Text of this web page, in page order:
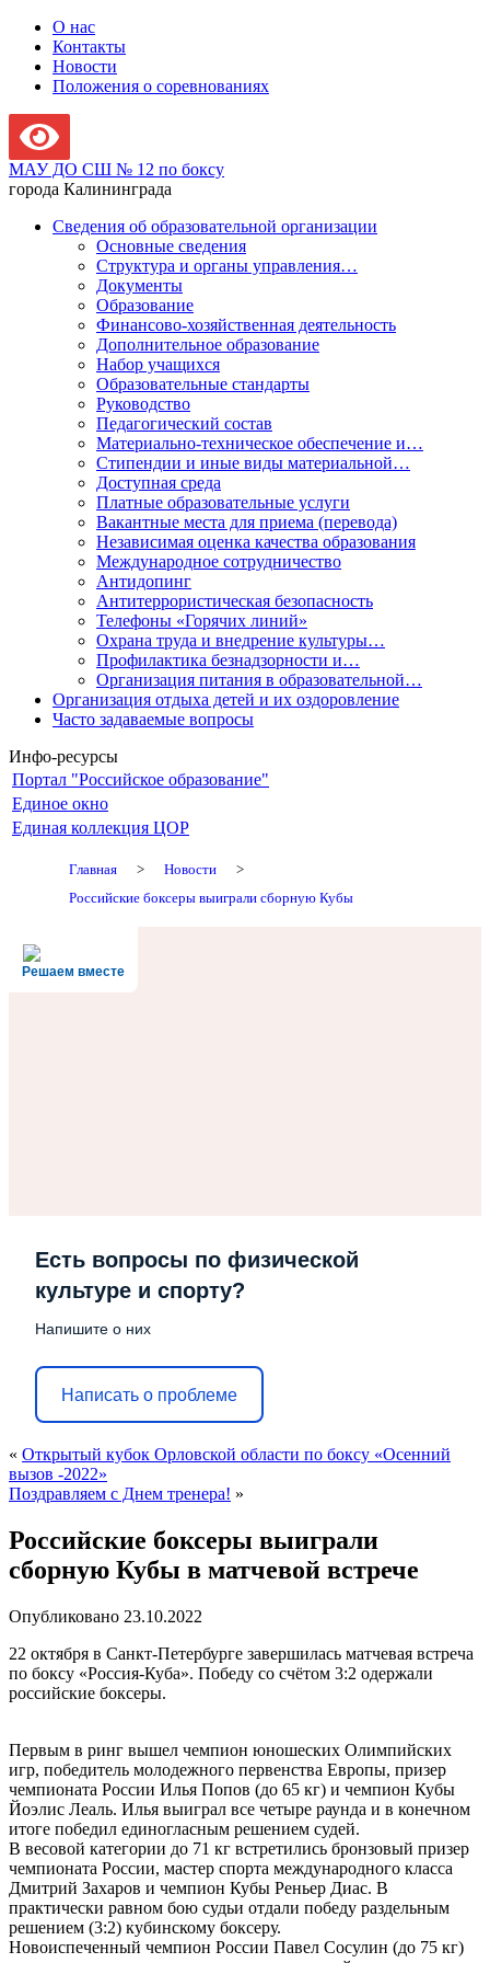
О нас
Контакты
Новости
Положения о соревнованиях
МАУ ДО СШ № 12 по боксу
города Калининграда
Сведения об образовательной организации
Основные сведения
Структура и органы управления…
Документы
Образование
Финансово-хозяйственная деятельность
Дополнительное образование
Набор учащихся
Образовательные стандарты
Руководство
Педагогический состав
Материально-техническое обеспечение и…
Стипендии и иные виды материальной…
Доступная среда
Платные образовательные услуги
Вакантные места для приема (перевода)
Независимая оценка качества образования
Международное сотрудничество
Антидопинг
Антитеррористическая безопасность
Телефоны «Горячих линий»
Охрана труда и внедрение культуры…
Профилактика безнадзорности и…
Организация питания в образовательной…
Организация отдыха детей и их оздоровление
Часто задаваемые вопросы
Инфо-ресурсы
Портал "Российское образование"
Единое окно
Единая коллекция ЦОР
Главная > Новости
>
Российские боксеры выиграли сборную Кубы
Решаем вместе
Есть вопросы по физической
культуре и спорту?
Напишите о них
Написать о проблеме
« Открытый кубок Орловской области по боксу «Осенний
вызов -2022»
Поздравляем с Днем тренера! »
Российские боксеры выиграли
сборную Кубы в матчевой встрече
Опубликовано 23.10.2022
22 октября в Санкт-Петербурге завершилась матчевая встреча
по боксу «Россия-Куба». Победу со счётом 3:2 одержали
российские боксеры.
Первым в ринг вышел чемпион юношеских Олимпийских
игр, победитель молодежного первенства Европы, призер
чемпионата России Илья Попов (до 65 кг) и чемпион Кубы
Йоэлис Леаль. Илья выиграл все четыре раунда и в конечном
итоге победил единогласным решением судей.
В весовой категории до 71 кг встретились бронзовый призер
чемпионата России, мастер спорта международного класса
Дмитрий Захаров и чемпион Кубы Реньер Диас. В
практически равном бою судьи отдали победу раздельным
решением (3:2) кубинскому боксеру.
Новоиспеченный чемпион России Павел Сосулин (до 75 кг)